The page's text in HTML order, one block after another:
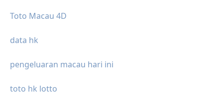
Toto Macau 4D
data hk
pengeluaran macau hari ini
toto hk lotto